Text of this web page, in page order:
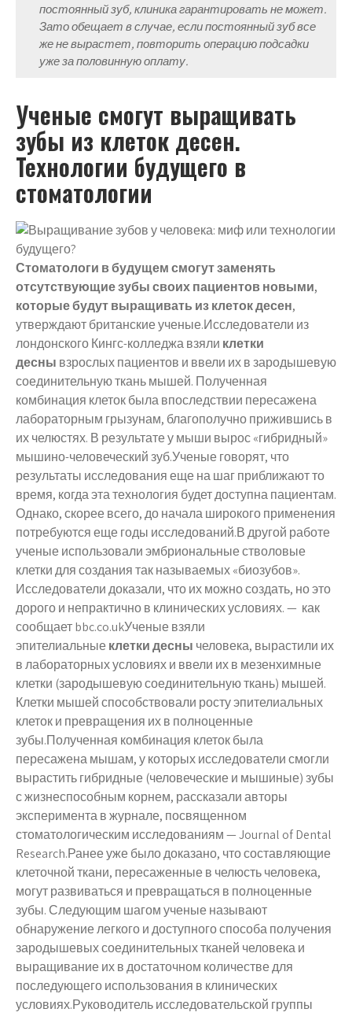
постоянный зуб, клиника гарантировать не может.
Зато обещает в случае, если постоянный зуб все
же не вырастет, повторить операцию подсадки
уже за половинную оплату.
Ученые смогут выращивать
зубы из клеток десен.
Технологии будущего в
стоматологии
Стоматологи в будущем смогут заменять
отсутствующиезубысвоих пациентов новыми,
которые будут выращивать из клеток десен,
утверждают британские ученые.Исследователи из
лондонского Кингс-колледжа взяли клетки
десны взрослых пациентов и ввели их в зародышевую
соединительную ткань мышей. Полученная
комбинация клеток была впоследствии пересажена
лабораторным грызунам, благополучно прижившись в
их челюстях. В результате у мыши вырос «гибридный»
мышино-человеческий зуб.Ученые говорят, что
результаты исследования еще на шаг приближают то
время, когда эта технология будет доступна пациентам.
Однако, скорее всего, до начала широкого применения
потребуются еще годы исследований.В другой работе
ученые использовали эмбриональные стволовые
клетки для создания так называемых «биозубов».
Исследователи доказали, что их можно создать, но это
дорого и непрактично в клинических условиях. — как
сообщает bbc.co.ukУченые взяли
эпителиальныеклетки десны человека, вырастили их
в лабораторных условиях и ввели их в мезенхимные
клетки (зародышевую соединительную ткань) мышей.
Клетки мышей способствовали росту эпителиальных
клеток и превращения их в полноценные
зубы.Полученная комбинация клеток была
пересажена мышам, у которых исследователи смогли
вырастить гибридные (человеческие и мышиные) зубы
с жизнеспособным корнем, рассказали авторы
эксперимента в журнале, посвященном
стоматологическим исследованиям — Journal of Dental
Research.Ранее уже было доказано, что составляющие
клеточной ткани, пересаженные в челюсть человека,
могут развиваться и превращаться в полноценные
зубы. Следующим шагом ученые называют
обнаружение легкого и доступного способа получения
зародышевых соединительных тканей человека и
выращивание их в достаточном количестве для
последующего использования в клинических
условиях.Руководитель исследовательской группы